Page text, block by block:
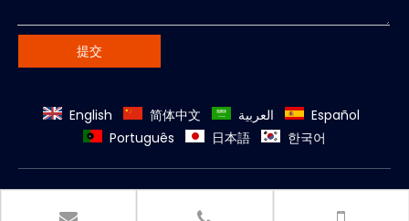
提交
English 简体中文 العربية
Español
Português
日本語 한국어
苏ICP备16059755号-5